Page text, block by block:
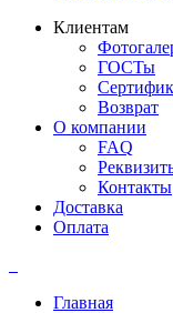
Клиентам
ГОСТы
Возврат
О компании
FAQ
Контакты
Доставка
Оплата
Главная